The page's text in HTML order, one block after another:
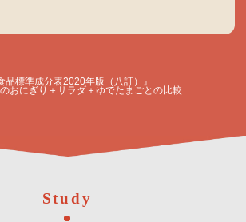
標準成分表2020年版（八訂）』
おにぎり＋サラダ＋ゆでたまごとの比較
Study